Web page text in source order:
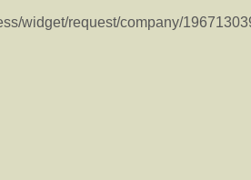
widget/request/company/